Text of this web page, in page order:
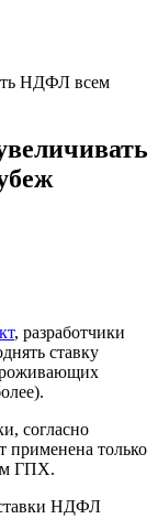
НДФЛ всем
, разработчики
ставку
согласно
применена только
ГПХ.
НДФЛ